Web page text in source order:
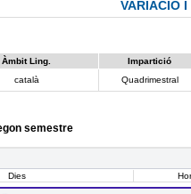
VARIACIÓ
Àmbit Ling.
Impartició
català Quadrimestral
semestre
Dies